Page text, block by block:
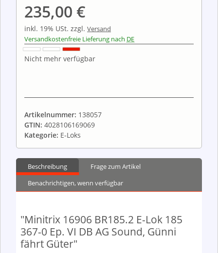
235,00 €
inkl. 19% USt. zzgl. Versand
Versandkostenfreie Lieferung nach DE
Nicht mehr verfügbar
Artikelnummer: 138057
GTIN: 4028106169069
Kategorie: E-Loks
Beschreibung
Frage zum Artikel
Benachrichtigen, wenn verfügbar
"Minitrix 16906 BR185.2 E-Lok 185
367-0 Ep. VI DB AG Sound, Günni
fährt Güter"